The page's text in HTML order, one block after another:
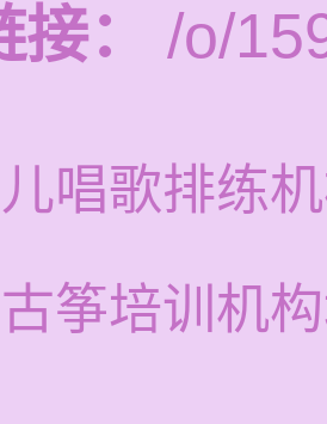
：
/o/
唱歌排练
筝培训机